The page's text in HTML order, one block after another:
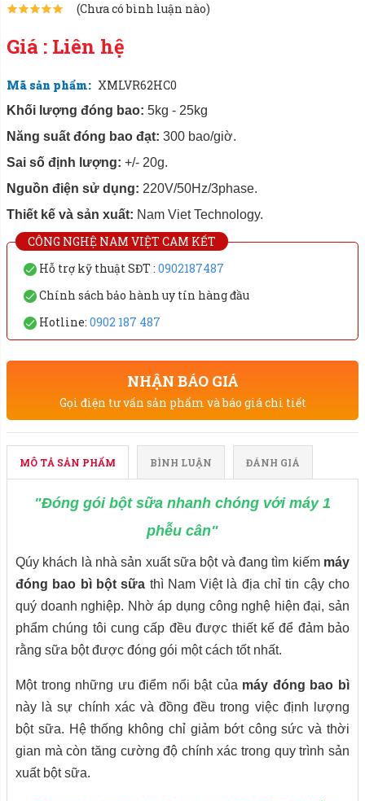
(Chưa có bình luận nào)
Giá : Liên hệ
Mã sản phẩm: XMLVR62HC0
Khối lượng đóng bao: 5kg - 25kg
Năng suất đóng bao đạt: 300 bao/giờ.
Sai số định lượng: +/- 20g.
Nguồn điện sử dụng: 220V/50Hz/3phase.
Thiết kế và sản xuất: Nam Viet Technology.
CÔNG NGHỆ NAM VIỆT CAM KẾT
Hỗ trợ kỹ thuật SĐT : 0902187487
Chính sách bảo hành uy tín hàng đầu
Hotline: 0902 187 487
NHẬN BÁO GIÁ
Gọi điện tư vấn sản phẩm và báo giá chi tiết
MÔ TẢ SẢN PHẨM BÌNH LUẬN ĐÁNH GIÁ
"Đóng gói bột sữa nhanh chóng với máy 1
phễu cân"
Qúy khách là nhà sản xuất sữa bột và đang tìm kiếm máy
đóng bao bì bột sữa thì Nam Việt là địa chỉ tin cậy cho
quý doanh nghiệp. Nhờ áp dụng công nghệ hiện đại, sản
phẩm chúng tôi cung cấp đều được thiết kế để đảm bảo
rằng sữa bột được đóng gói một cách tốt nhất.
Một trong những ưu điểm nổi bật của máy đóng bao bì
này là sự chính xác và đồng đều trong việc định lượng
bột sữa. Hệ thống không chỉ giảm bớt công sức và thời
gian mà còn tăng cường độ chính xác trong quy trình sản
xuất bột sữa.